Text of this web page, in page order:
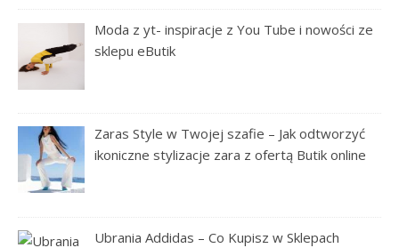
Moda z yt- inspiracje z You Tube i nowości ze
sklepu eButik
Zaras Style w Twojej szafie – Jak odtworzyć
ikoniczne stylizacje zara z ofertą Butik online
Ubrania Addidas – Co Kupisz w Sklepach